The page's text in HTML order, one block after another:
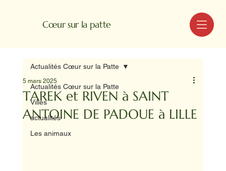
Cœur sur la patte MENU
Actualités Cœur sur la Patte
Villes
actualités
Les animaux
Actualités Cœur sur la Patte
TAREK et RIVEN à SAINT
ANTOINE DE PADOUE à LILLE
5 mars 2025